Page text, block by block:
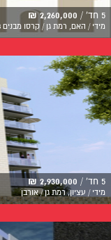
5 חד' / 2,260,000 ₪
מידי / האם, רמת גן / קרסו מבנים 38
5 חד' / 2,930,000 ₪
מידי / עציון, רמת גן / אורבן